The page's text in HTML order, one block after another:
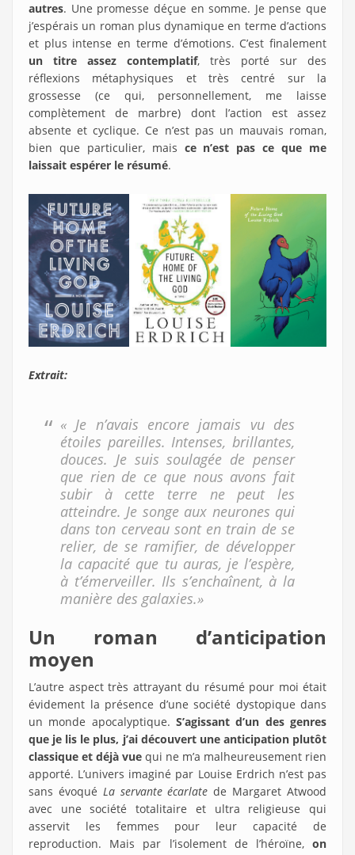
autres. Une promesse déçue en somme. Je pense que
j’espérais un roman plus dynamique en terme d’actions
et plus intense en terme d’émotions. C’est finalement
un titre assez contemplatif, très porté sur des
réflexions métaphysiques et très centré sur la
grossesse (ce qui, personnellement, me laisse
complètement de marbre) dont l’action est assez
absente et cyclique. Ce n’est pas un mauvais roman,
bien que particulier, mais ce n’est pas ce que me
laissait espérer le résumé.
Extrait:
« Je n’avais encore jamais vu des
étoiles pareilles. Intenses, brillantes,
douces. Je suis soulagée de penser
que rien de ce que nous avons fait
subir à cette terre ne peut les
atteindre. Je songe aux neurones qui
dans ton cerveau sont en train de se
relier, de se ramifier, de développer
la capacité que tu auras, je l’espère,
à t’émerveiller. Ils s’enchaînent, à la
manière des galaxies.»
Un roman d’anticipation
moyen
L’autre aspect très attrayant du résumé pour moi était
évidement la présence d’une société dystopique dans
un monde apocalyptique. S’agissant d’un des genres
que je lis le plus, j’ai découvert une anticipation plutôt
classique et déjà vue qui ne m’a malheureusement rien
apporté. L’univers imaginé par Louise Erdrich n’est pas
sans évoqué La servante écarlatede Margaret Atwood
avec une société totalitaire et ultra religieuse qui
asservit les femmes pour leur capacité de
reproduction. Mais par l’isolement de l’héroïne, on